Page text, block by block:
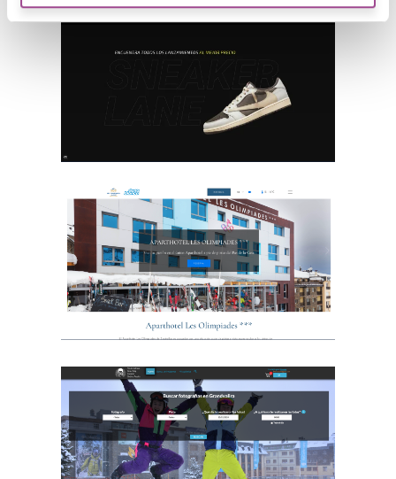
Especialister
Sneaker Lane
Aparthotel Les
Olimpiades